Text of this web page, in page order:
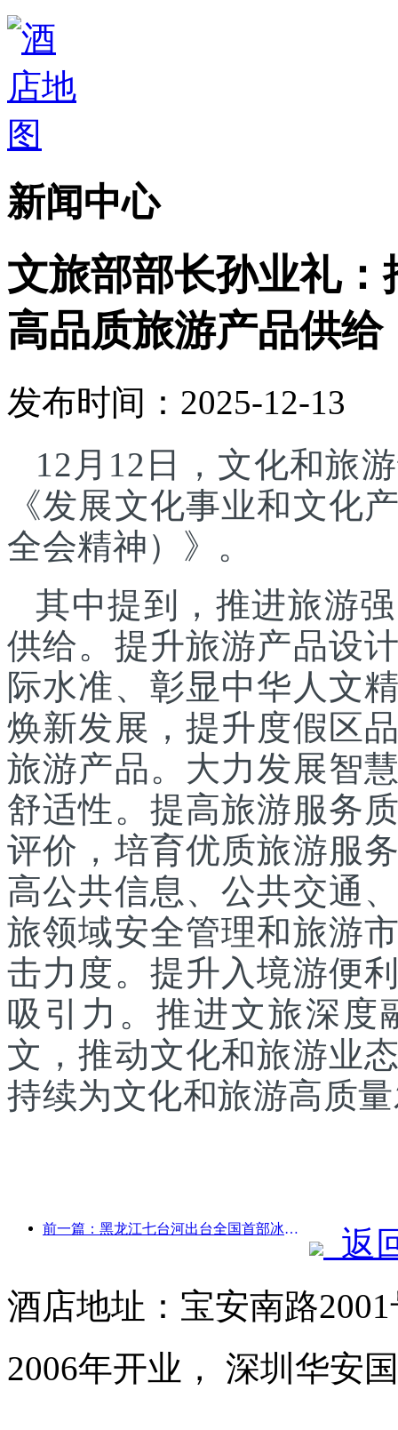
新闻中心
文旅部部长孙业礼
高品质旅游产品供给
发布时间：2025-12-13
12月12日，文化和旅
《发展文化事业和文化
全会精神）》。
其中提到，推进旅游
供给。提升旅游产品设
际水准、彰显中华人文
焕新发展，提升度假区
旅游产品。大力发展智
舒适性。提高旅游服务
评价，培育优质旅游服
高公共信息、公共交通
旅领域安全管理和旅游
击力度。提升入境游便
吸引力。推进文旅深度
文，推动文化和旅游业
持续为文化和旅游高质
前一篇：黑龙江七台河出台全国首部冰雪产业法规，鼓励“AI+冰雪”
返
酒店地址：宝安南路
2006年开业， 深圳华